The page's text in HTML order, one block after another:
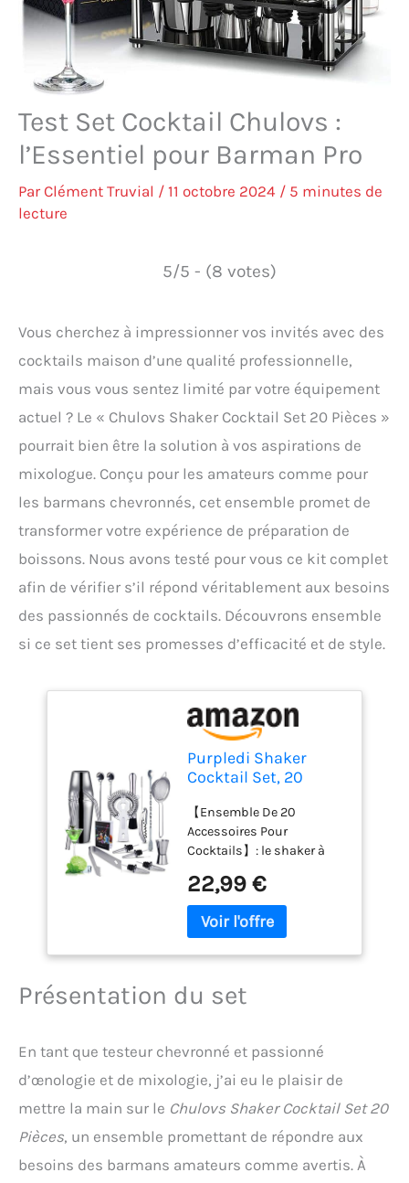
Test Set Cocktail Chulovs :
l’Essentiel pour Barman Pro
Par Clément Truvial / 11 octobre 2024 / 5 minutes de
lecture
5/5 - (8 votes)
Vous cherchez à impressionner vos invités avec des
cocktails maison d’une qualité professionnelle,
mais vous vous sentez limité par votre équipement
actuel ? Le « Chulovs Shaker Cocktail Set 20 Pièces »
pourrait bien être la solution à vos aspirations de
mixologue. Conçu pour les amateurs comme pour
les barmans chevronnés, cet ensemble promet de
transformer votre expérience de préparation de
boissons. Nous avons testé pour vous ce kit complet
afin de vérifier s’il répond véritablement aux besoins
des passionnés de cocktails. Découvrons ensemble
si ce set tient ses promesses d’efficacité et de style.
Purpledi Shaker
Cocktail Set, 20
Cocktail
Professionnel Kit,
Cocktail en Acier
Inoxydable de 750ml
Kit Cocktail Shaker
Barman Cadeau, kit
Cocktail Shaker et
Accessoires (A)
【Ensemble De 20
Accessoires Pour
Cocktails】: le shaker à
shaker de 750 ml/600 ml,
1 doseur de 15/30 ml, 4
becs verseurs, 4 pailles, 1
mailles fines,1 cuillère à
bar , 1 x tire-bouchon,1 Des
agiter,et 1 recette. 【Haute
Qualité】: L'ensemble de
cocktails est en acier
inoxydable de qualité
robuste et durable,
antirouille, résistant à la
22,99 €
Présentation du set
En tant que testeur chevronné et passionné
d’œnologie et de mixologie, j’ai eu le plaisir de
mettre la main sur le Chulovs Shaker Cocktail Set 20
Pièces, un ensemble promettant de répondre aux
besoins des barmans amateurs comme avertis. À